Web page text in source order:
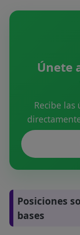
Únete
Recibe las
Posiciones
bases